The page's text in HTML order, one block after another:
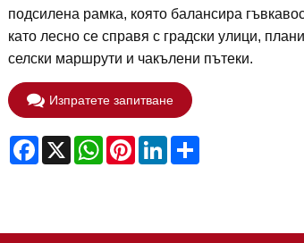
подсилена рамка, която балансира
като лесно се справя с градски улици,
селски маршрути и чакълени пътеки.
Изпратете запитване
Facebook
X WhatsApp
PinterestLinkedIn